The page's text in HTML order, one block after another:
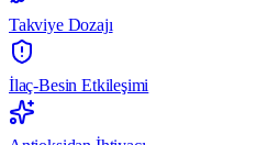
Takviye Dozajı
İlaç-Besin Etkileşimi